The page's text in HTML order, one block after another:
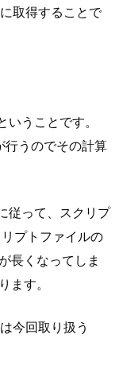
取得することで
うことです。
行うのでその計算
従って、スクリプ
プトファイルの
長くなってしま
す。
今回取り扱う